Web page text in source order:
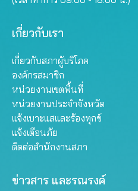
เกี่ยวกับเรา
เกี่ยวกับสภาผู้บริโภค
องค์กรสมาชิก
หน่วยงานเขตพื้นที่
หน่วยงานประจำจังหวัด
แจ้งเบาะแสและร้องทุกข์
แจ้งเตือนภัย
ติดต่อสำนักงานสภา
ข่าวสาร และรณรงค์